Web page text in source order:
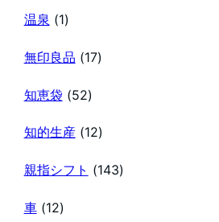
温泉 (1)
無印良品 (17)
知恵袋 (52)
知的生産(12)
親指シフト (143)
車(12)